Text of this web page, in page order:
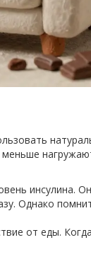
инсулина.
Однако
от еды.